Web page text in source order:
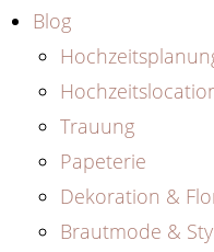
Blog
Trauung
Papeterie
Dekoration &
Brautmode &